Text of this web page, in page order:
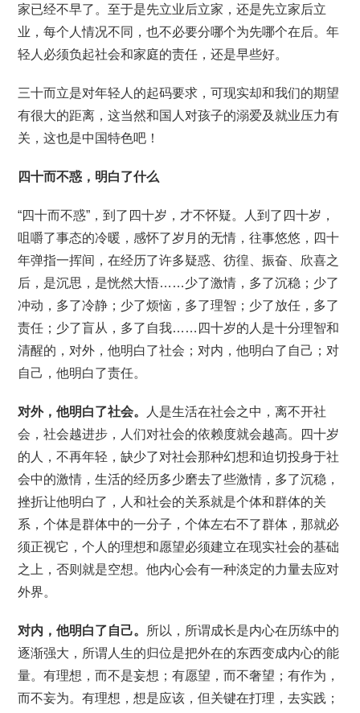
家已经不早了。至于是先立业后立家，还是先立家后立
业，每个人情况不同，也不必要分哪个为先哪个在后。年
轻人必须负起社会和家庭的责任，还是早些好。
三十而立是对年轻人的起码要求，可现实却和我们的期望
有很大的距离，这当然和国人对孩子的溺爱及就业压力有
关，这也是中国特色吧！
四十而不惑，明白了什么
“四十而不惑”，到了四十岁，才不怀疑。人到了四十岁，
咀嚼了事态的冷暖，感怀了岁月的无情，往事悠悠，四十
年弹指一挥间，在经历了许多疑惑、彷徨、振奋、欣喜之
后，是沉思，是恍然大悟……少了激情，多了沉稳；少了
冲动，多了冷静；少了烦恼，多了理智；少了放任，多了
责任；少了盲从，多了自我……四十岁的人是十分理智和
清醒的，对外，他明白了社会；对内，他明白了自己；对
自己，他明白了责任。
对外，他明白了社会。
人是生活在社会之中，离不开社
会，社会越进步，人们对社会的依赖度就会越高。四十岁
的人，不再年轻，缺少了对社会那种幻想和迫切投身于社
会中的激情，生活的经历多少磨去了些激情，多了沉稳，
挫折让他明白了，人和社会的关系就是个体和群体的关
系，个体是群体中的一分子，个体左右不了群体，那就必
须正视它，个人的理想和愿望必须建立在现实社会的基础
之上，否则就是空想。他内心会有一种淡定的力量去应对
外界。
对内，他明白了自己。 所以，所谓成长是内心在历练中的
逐渐强大，所谓人生的归位是把外在的东西变成内心的能
量。有理想，而不是妄想；有愿望，而不奢望；有作为，
而不妄为。有理想，想是应该，但关键在打理，去实践；